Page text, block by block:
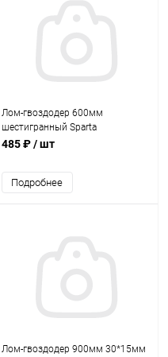
Лом-гвоздодер 600мм
шестигранный Sparta
485 ₽/ шт
Подробнее
Лом-гвоздодер 900мм 30*15мм